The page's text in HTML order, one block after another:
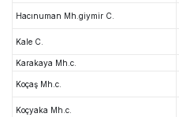
Hacınuman Mh.giymir C.
Kale C.
Karakaya Mh.c.
Koçaş Mh.c.
Koçyaka Mh.c.